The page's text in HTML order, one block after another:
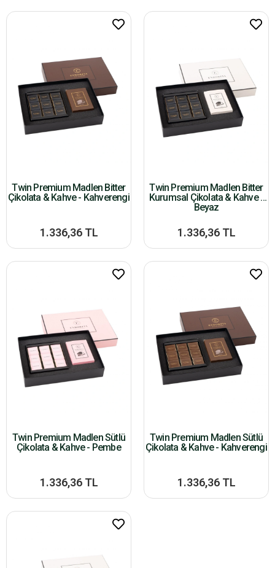
Twin Premium Madlen Bitter
Çikolata & Kahve - Kahverengi
1.336,36 TL
Twin Premium Madlen Bitter
Kurumsal Çikolata & Kahve -
Beyaz
1.336,36 TL
Twin Premium Madlen Sütlü
Çikolata & Kahve - Pembe
1.336,36 TL
Twin Premium Madlen Sütlü
Çikolata & Kahve - Kahverengi
1.336,36 TL